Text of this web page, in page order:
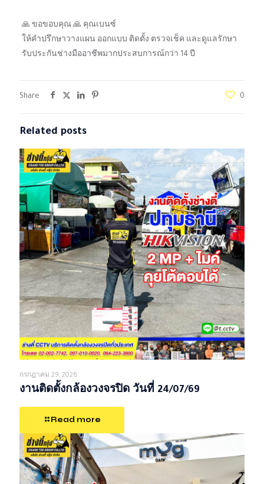
🙏 ขอขอบคุณ 🙏 คุณเบนซ์
ให้คำปรึกษาวางแผน ออกแบบ ติดตั้ง ตรวจเช็ค และดูแลรักษา
รับประกันช่างมืออาชีพมากประสบการณ์กว่า 14 ปี
Share 0
Related posts
กรกฎาคม 29, 2026
งานติดตั้งกล้องวงจรปิด วันที่ 24/07/69
Read more